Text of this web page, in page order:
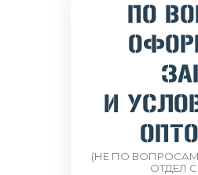
ПО
И
(НЕ ПО
ОТДЕЛ